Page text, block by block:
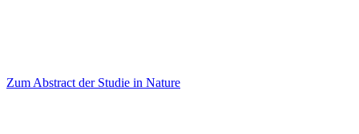
Zum Abstract der Studie in Nature